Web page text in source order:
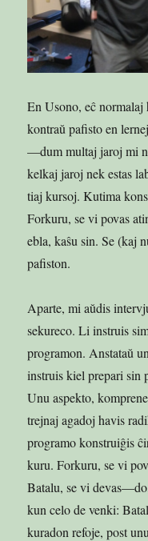
En Usono, eĉ
kontraŭ pafisto en
—dum multaj jaroj mi
kelkaj jaroj nek estas
tiaj kursoj. Kutima
Forkuru, se vi povas
ebla, kaŝu sin. Se (kaj
pafiston.
Aparte, mi aŭdis
sekureco. Li instruis
programon. Anstataŭ
instruis kiel prepari sin
Unu aspekto,
trejnaj agadoj havis
programo konstruiĝis
kuru. Forkuru, se vi
Batalu, se vi
kun celo de venki:
kuradon refoje, post